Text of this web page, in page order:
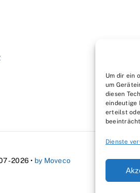
Um dir ein
um
diesen
eindeutige
erteilst
Dienste
- 2026 • by Moveco